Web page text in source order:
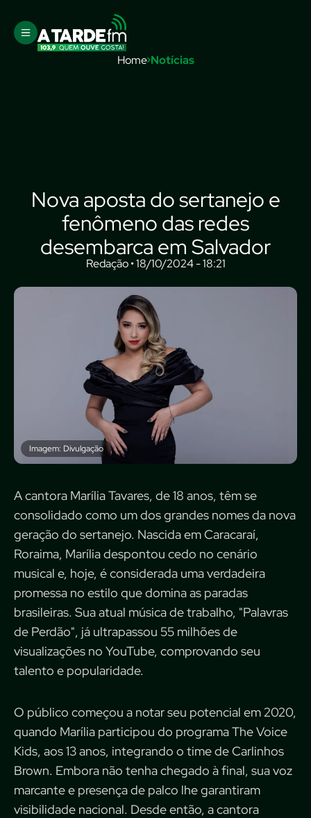
Home Notícias
Nova aposta do sertanejo e
fenômeno das redes
desembarca em Salvador
Redação • 18/10/2024 - 18:21
Imagem: Divulgação
A cantora Marília Tavares, de 18 anos, têm se
consolidado como um dos grandes nomes da nova
geração do sertanejo. Nascida em Caracaraí,
Roraima, Marília despontou cedo no cenário
musical e, hoje, é considerada uma verdadeira
promessa no estilo que domina as paradas
brasileiras. Sua atual música de trabalho, "Palavras
de Perdão", já ultrapassou 55 milhões de
visualizações no YouTube, comprovando seu
talento e popularidade.
O público começou a notar seu potencial em 2020,
quando Marília participou do programa The Voice
Kids, aos 13 anos, integrando o time de Carlinhos
Brown. Embora não tenha chegado à final, sua voz
marcante e presença de palco lhe garantiram
visibilidade nacional. Desde então, a cantora